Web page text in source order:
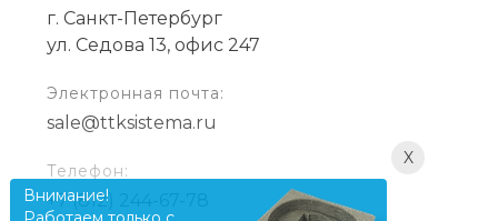
г. Санкт-Петербург
ул. Седова 13, офис 247
Электронная почта:
sale@ttksistema.ru
Телефон:
+7 (812) 244-67-78
X
Внимание!